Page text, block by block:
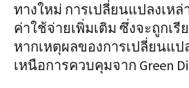
ทางใหม่ การเปลี่ยนแปลงเห
ค่าใช้จ่ายเพิ่มเติม ซึ่งจะถูกเรี
หากเหตุผลของการเปลี่ยนแป
เหนือการควบคุมจาก Green